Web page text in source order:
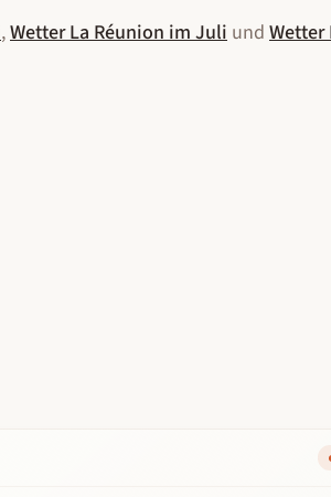
,WetterLa RéunionimJuli und Wetter